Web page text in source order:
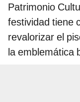
Patrimonio
festividad tiene
revalorizar el
la emblemática